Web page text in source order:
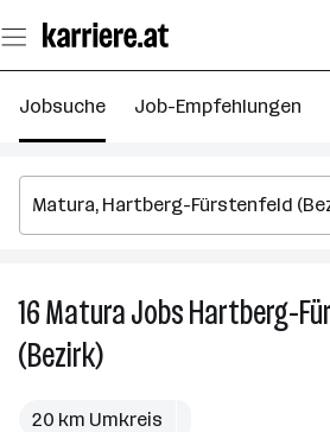
Seiteninhalt
springen
Jobsuche Job-Empfehlungen
16MaturaJobsHartberg-
(Bezirk)
20 km Umkreis